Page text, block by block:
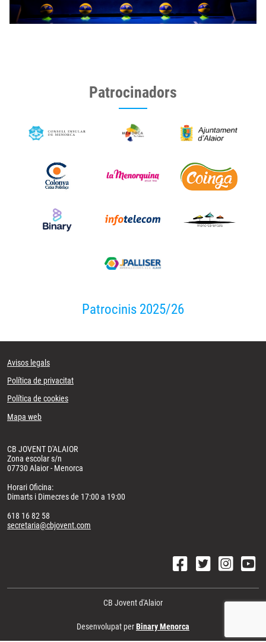
Patrocinadors
Patrocinis 2025/26
Avisos legals
Política de privacitat
Política de cookies
Mapa web
CB JOVENT D'ALAIOR
Zona escolar s/n
07730 Alaior - Menorca
Horari Oficina:
Dimarts i Dimecres de 17:00 a 19:00
618 16 82 58
secretaria@cbjovent.com
CB Jovent d'Alaior
Desenvolupat perBinary Menorca